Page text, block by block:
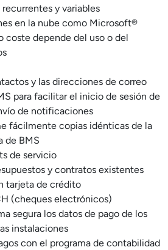
y variables
en la nube como Microsoft®
depende del uso o del
y las direcciones de correo
para facilitar el inicio de sesión de
de notificaciones
fácilmente copias idénticas de la
de BMS
de servicio
y contratos existentes
tarjeta de crédito
(cheques electrónicos)
segura los datos de pago de los
instalaciones
con el programa de contabilidad